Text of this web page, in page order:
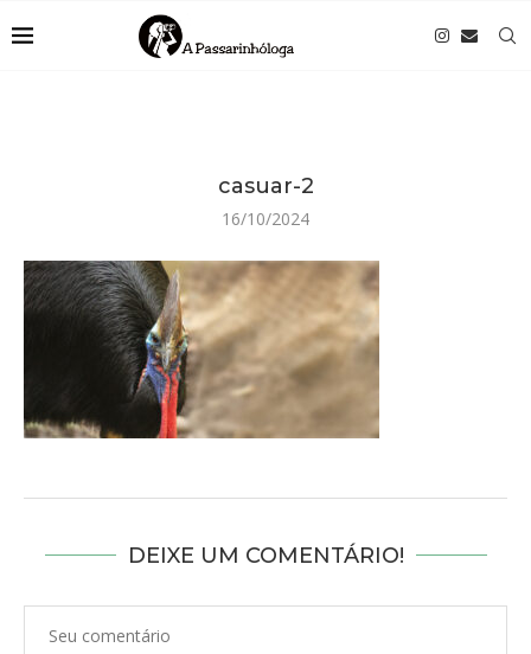
casuar-2
16/10/2024
DEIXE UM COMENTÁRIO!